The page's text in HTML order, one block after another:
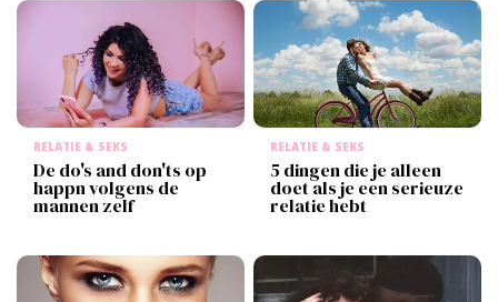
RELATIE & SEKS
De do's and don'ts op
happn volgens de
mannen zelf
RELATIE & SEKS
5 dingen die je alleen
doet als je een serieuze
relatie hebt